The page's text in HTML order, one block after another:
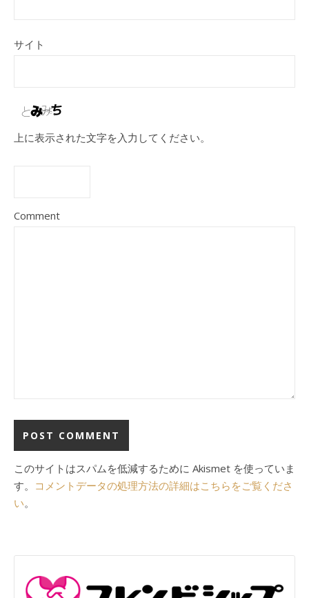
サイト
上に表示された文字を入力してください。
Comment
このサイトはスパムを低減するために Akismet を使っていま
す。 コメントデータの処理方法の詳細はこちらをご覧くださ
い。